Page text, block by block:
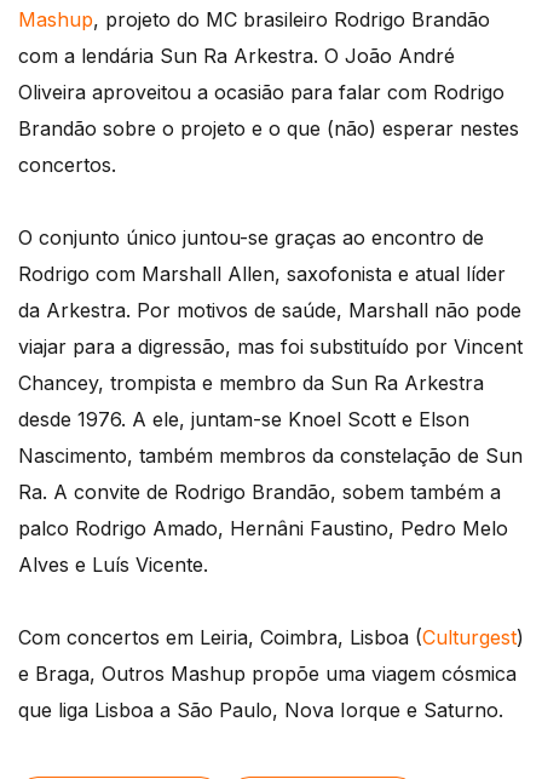
Mashup, projeto do MC brasileiro Rodrigo Brandão
com a lendária Sun Ra Arkestra. O João André
Oliveira aproveitou a ocasião para falar com Rodrigo
Brandão sobre o projeto e o que (não) esperar nestes
concertos.
O conjunto único juntou-se graças ao encontro de
Rodrigo com Marshall Allen, saxofonista e atual líder
da Arkestra. Por motivos de saúde, Marshall não pode
viajar para a digressão, mas foi substituído por Vincent
Chancey, trompista e membro da Sun Ra Arkestra
desde 1976. A ele, juntam-se Knoel Scott e Elson
Nascimento, também membros da constelação de Sun
Ra. A convite de Rodrigo Brandão, sobem também a
palco Rodrigo Amado, Hernâni Faustino, Pedro Melo
Alves e Luís Vicente.
Com concertos em Leiria, Coimbra, Lisboa (Culturgest)
e Braga, Outros Mashup propõe uma viagem cósmica
que liga Lisboa a São Paulo, Nova Iorque e Saturno.